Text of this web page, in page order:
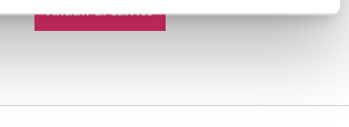
Añadir al carrito